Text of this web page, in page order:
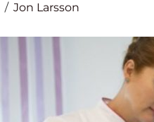
Jon Larsson